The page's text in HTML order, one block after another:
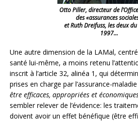
Otto Piller, directeur de
des «assurances
et Ruth Dreifuss, les deux du
1997…
Une autre dimension de la LAMal,
santé lui-même, a moins retenu
inscrit à l’article 32, alinéa 1, qui
prises en charge par l’assurance-
être efficaces, appropriées et
sembler relever de l’évidence: les
doivent avoir un effet bénéfique (être